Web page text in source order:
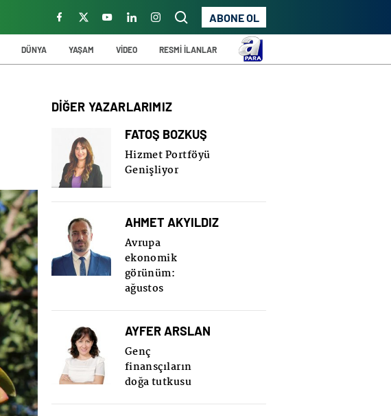
ABONE OL
DÜNYA YAŞAM VİDEO RESMİ İLANLAR
DİĞER YAZARLARIMIZ
FATOŞ BOZKUŞ
Hizmet Portföyü
Genişliyor
AHMET AKYILDIZ
Avrupa
ekonomik
görünüm:
ağustos
AYFER ARSLAN
Genç
finansçıların
doğa tutkusu